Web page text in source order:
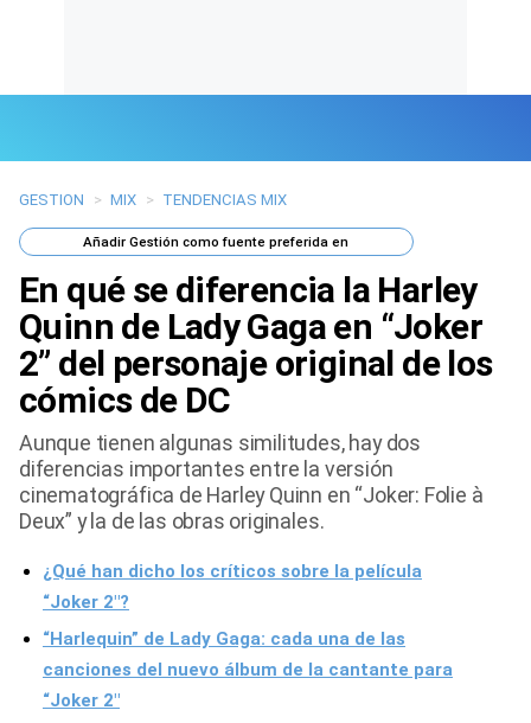
Últimas Noticias
Mi Bolsillo
Respuestas
Gente
Tendencias Mix
Sports
GESTION > MIX > TENDENCIAS MIX
AñadirGestión como fuente preferida en
En qué se diferencia la Harley
Quinn de Lady Gaga en “Joker
2” del personaje original de los
cómics de DC
Aunque tienen algunas similitudes, hay dos
diferencias importantes entre la versión
cinematográfica de Harley Quinn en “Joker: Folie à
Deux” y la de las obras originales.
¿Qué han dicho los críticos sobre la película
“Joker 2″?
“Harlequin” de Lady Gaga: cada una de las
canciones del nuevo álbum de la cantante para
“Joker 2″